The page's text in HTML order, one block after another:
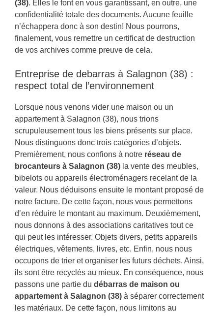
(38). Elles le font en vous garantissant, en outre, une
confidentialité totale des documents. Aucune feuille
n’échappera donc à son destin! Nous pourrons,
finalement, vous remettre un certificat de destruction
de vos archives comme preuve de cela.
Entreprise de debarras à Salagnon (38) :
respect total de l’environnement
Lorsque nous venons vider une maison ou un
appartement à Salagnon (38), nous trions
scrupuleusement tous les biens présents sur place.
Nous distinguons donc trois catégories d’objets.
Premièrement, nous confions à notre réseau de
brocanteurs à Salagnon (38) la vente des meubles,
bibelots ou appareils électroménagers recelant de la
valeur. Nous déduisons ensuite le montant proposé de
notre facture. De cette façon, nous vous permettons
d’en réduire le montant au maximum. Deuxièmement,
nous donnons à des associations caritatives tout ce
qui peut les intéresser. Objets divers, petits appareils
électriques, vêtements, livres, etc. Enfin, nous nous
occupons de trier et organiser les futurs déchets. Ainsi,
ils sont être recyclés au mieux. En conséquence, nous
passons une partie du débarras de maison ou
appartement à Salagnon (38) à séparer correctement
les matériaux. De cette façon, nous limitons au